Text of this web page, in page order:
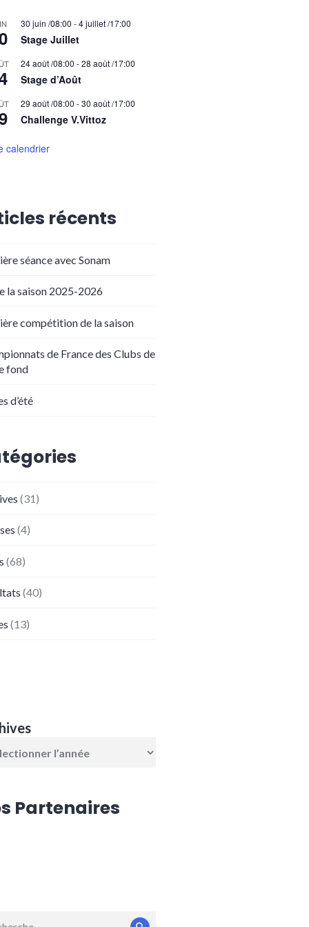
30 juin /08:00 -4 juillet /17:00
Stage Juillet
24 août /08:00 -28 août /17:00
Stage d’Août
29 août /08:00 -30 août /17:00
Challenge V.Vittoz
calendrier
récents
séance avec Sonam
la saison 2025-2026
compétition de la saison
de France des Clubs de
fond
d’été
(31)
(4)
(68)
(40)
(13)
Partenaires